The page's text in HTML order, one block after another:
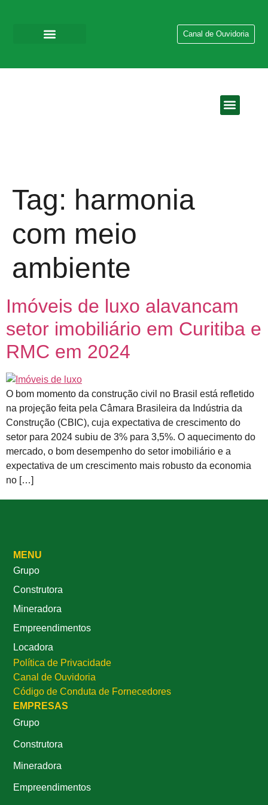
Canal de Ouvidoria
Tag: harmonia
com meio
ambiente
Imóveis de luxo alavancam
setor imobiliário em Curitiba e
RMC em 2024
O bom momento da construção civil no Brasil está refletido
na projeção feita pela Câmara Brasileira da Indústria da
Construção (CBIC), cuja expectativa de crescimento do
setor para 2024 subiu de 3% para 3,5%. O aquecimento do
mercado, o bom desempenho do setor imobiliário e a
expectativa de um crescimento mais robusto da economia
no […]
MENU
Grupo
Construtora
Mineradora
Empreendimentos
Locadora
Política de Privacidade
Canal de Ouvidoria
Código de Conduta de Fornecedores
EMPRESAS
Grupo
Construtora
Mineradora
Empreendimentos